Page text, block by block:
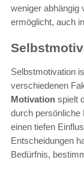
weniger abhängig
ermöglicht, auch
Selbstmotivation
verschiedenen
Motivation spielt
durch persönliche
einen tiefen
Entscheidungen
Bedürfnis,